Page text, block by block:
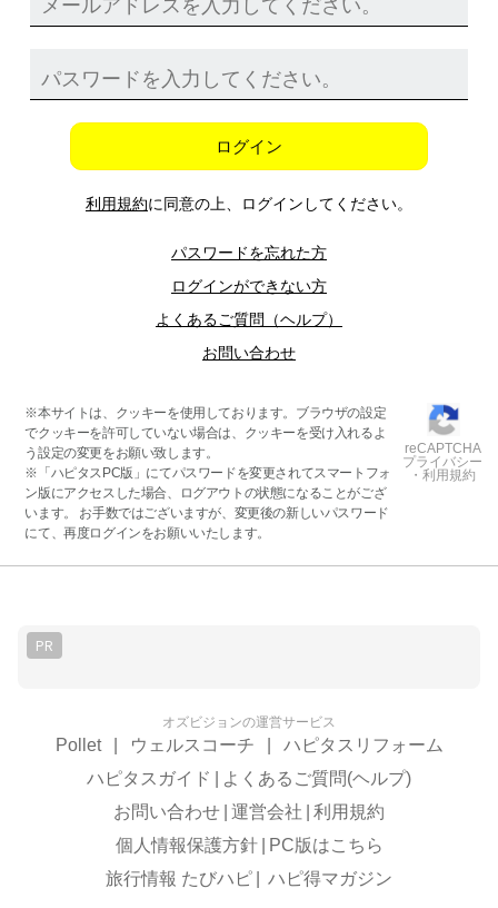
ログイン
利用規約に同意の上、ログインしてください。
パスワードを忘れた方
ログインができない方
よくあるご質問（ヘルプ）
お問い合わせ
※本サイトは、クッキーを使用しております。ブラウザの設定
でクッキーを許可していない場合は、クッキーを受け入れるよ
う設定の変更をお願い致します。
※「ハピタスPC版」にてパスワードを変更されてスマートフォ
ン版にアクセスした場合、ログアウトの状態になることがござ
います。 お手数ではございますが、変更後の新しいパスワード
にて、再度ログインをお願いいたします。
reCAPTCHA
プライバシー
・利用規約
PR
オズビジョンの運営サービス
Pollet ウェルスコーチ
ハピタスリフォーム
ハピタスガイド
よくあるご質問(ヘルプ)
お問い合わせ 運営会社
利用規約
個人情報保護方針
PC版はこちら
旅行情報 たびハピ
ハピ得マガジン